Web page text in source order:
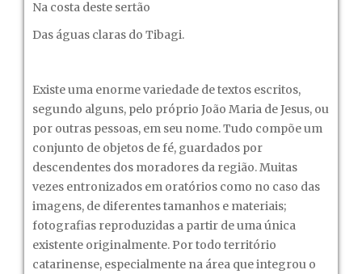
Na costa deste sertão
Das águas claras do Tibagi.
Existe uma enorme variedade de textos escritos,
segundo alguns, pelo próprio João Maria de Jesus, ou
por outras pessoas, em seu nome. Tudo compõe um
conjunto de objetos de fé, guardados por
descendentes dos moradores da região. Muitas
vezes entronizados em oratórios como no caso das
imagens, de diferentes tamanhos e materiais;
fotografias reproduzidas a partir de uma única
existente originalmente. Por todo território
catarinense, especialmente na área que integrou o